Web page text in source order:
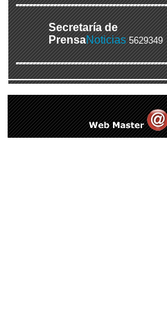
Secretaría de
PrensaNoticias 5629349